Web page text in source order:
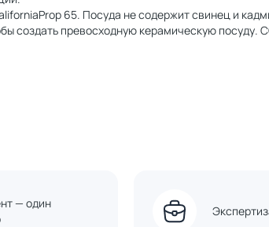
65. Посуда не содержит свинец и
создать превосходную керамическую посуду.
— один